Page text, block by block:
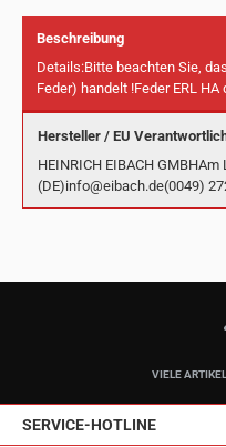
Beschreibung
Details:Bitte beachten Sie,
Feder) handelt !Feder ERL
Hersteller / EU
HEINRICH EIBACH
(DE)info@eibach.de(0049)
VIELE
SERVICE-HOTLINE